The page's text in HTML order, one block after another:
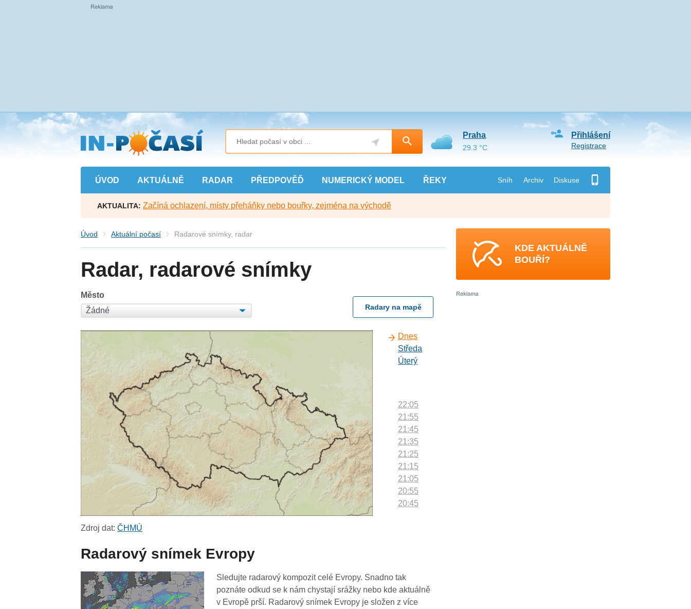
Přejít
na
hlavní
obsah
ÚVOD AKTUÁLNĚ RADAR PŘEDPOVĚĎ NUMERICKÝ MODEL ŘEKY Sníh Archiv Diskuse
Přihlášení
Registrace
Praha
29.3 °C
AKTUALITA: Začíná ochlazení, místy přeháňky nebo bouřky, zejména na východě
Úvod Aktuální počasí Radarové snímky, radar
Radar, radarové snímky
Město
Radary na mapě
Dnes
Středa
Úterý
22:05
21:55
21:45
21:35
21:25
21:15
21:05
20:55
20:45
19:45
19:35
19:25
Zdroj dat:ČHMÚ
Radarový snímek Evropy
Sledujte radarový kompozit celé Evropy. Snadno tak
poznáte odkud se k nám chystají srážky nebo kde aktuálně
v Evropě prší. Radarový snímek Evropy je složen z více
KDE AKTUÁLNĚ
BOUŘÍ?